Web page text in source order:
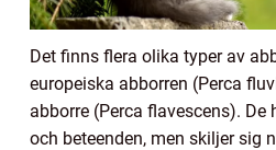
Det finns flera olika typer av
europeiska abborren (Perca
abborre (Perca flavescens). De
och beteenden, men skiljer sig